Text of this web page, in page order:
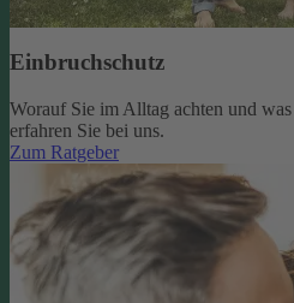
Einbruchschutz
Worauf Sie im Alltag achten und
erfahren Sie bei uns.
Zum Ratgeber